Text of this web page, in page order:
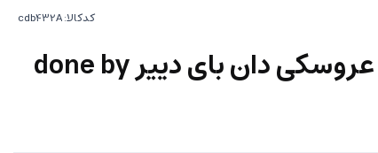
کدکالا:
بند پستانک مخملی عروسکی دان بای دییر done by